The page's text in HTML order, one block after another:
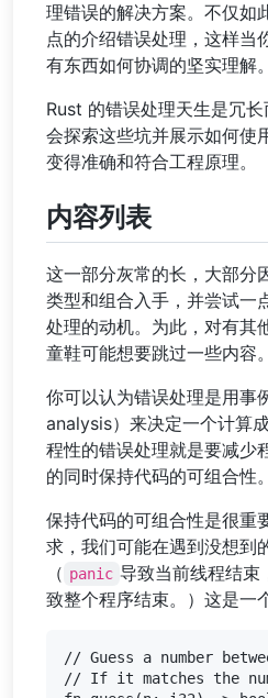
理错误的解决方案。不仅如
点的介绍错误处理，这样当
有东西如何协调的坚实理解。
Rust 的错误处理天生是冗
会探索这些坑并展示如何使
变得准确和符合工程原理。
内容列表
这一部分灰常的长，大部分
类型和组合入手，并尝试一
处理的动机。为此，对有其
童鞋可能想要跳过一些内容。
你可以认为错误处理是用事
analysis）来决定一个计算
程性的错误处理就是要减少
的同时保持代码的可组合性。
保持代码的可组合性是很重
求，我们可能在遇到没想到
（ panic 导致当前线程结束
致整个程序结束。）这是一
// Guess a number
// If it matches the